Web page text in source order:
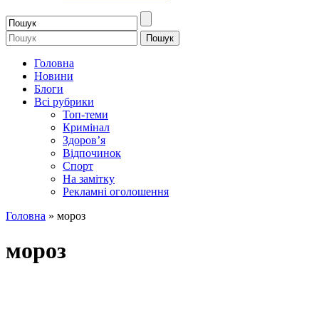
Головна
Новини
Блоги
Всі рубрики
Топ-теми
Кримінал
Здоров’я
Відпочинок
Спорт
На замітку
Рекламні оголошення
Головна » мороз
мороз